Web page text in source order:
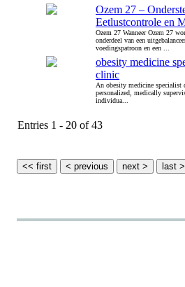
Ozem 27 –
Eetlustcontrole en
Ozem 27 Wanneer Ozem 27
onderdeel van een
voedingspatroon en een ...
obesity medicine
clinic
An obesity medicine specialist
personalized, medically
individua...
Entries 1 - 20 of 43